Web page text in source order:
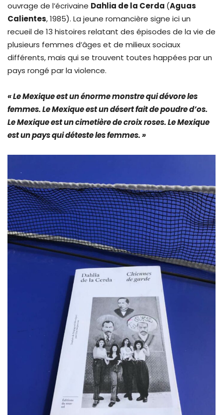
ouvrage de l’écrivaine Dahlia de la Cerda (Aguas
Calientes, 1985). La jeune romancière signe ici un
recueil de 13 histoires relatant des épisodes de la vie de
plusieurs femmes d’âges et de milieux sociaux
différents, mais qui se trouvent toutes happées par un
pays rongé par la violence.
« Le Mexique est un énorme monstre qui dévore les
femmes. Le Mexique est un désert fait de poudre d’os.
Le Mexique est un cimetière de croix roses. Le Mexique
est un pays qui déteste les femmes. »